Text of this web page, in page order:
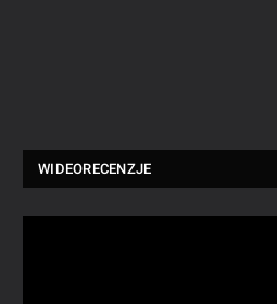
WIDEORECENZJE